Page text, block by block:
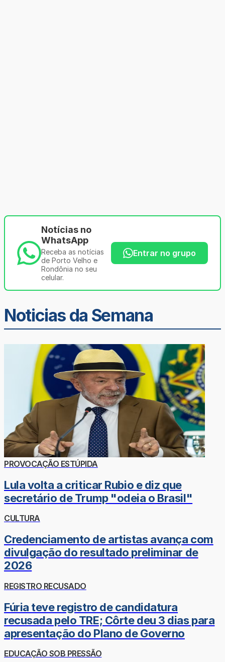
Notícias no
WhatsApp
Receba as notícias
de Porto Velho e
Rondônia no seu
celular.
Entrar no grupo
Noticias da Semana
PROVOCAÇÃO ESTÚPIDA
Lula volta a criticar Rubio e diz que
secretário de Trump "odeia o Brasil"
CULTURA
Credenciamento de artistas avança com
divulgação do resultado preliminar de
2026
REGISTRO RECUSADO
Fúria teve registro de candidatura
recusada pelo TRE; Côrte deu 3 dias para
apresentação do Plano de Governo
EDUCAÇÃO SOB PRESSÃO